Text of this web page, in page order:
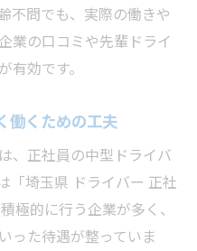
不問でも、実際の働きや
業の口コミや先輩ドライ
効です。
働くための工夫
、正社員の中型ドライバ
「埼玉県 ドライバー 正社
極的に行う企業が多く、
った待遇が整っていま